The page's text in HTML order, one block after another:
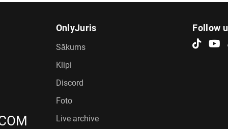
OnlyJuris
Sākums
Klipi
Discord
Foto
Live archive
Follow